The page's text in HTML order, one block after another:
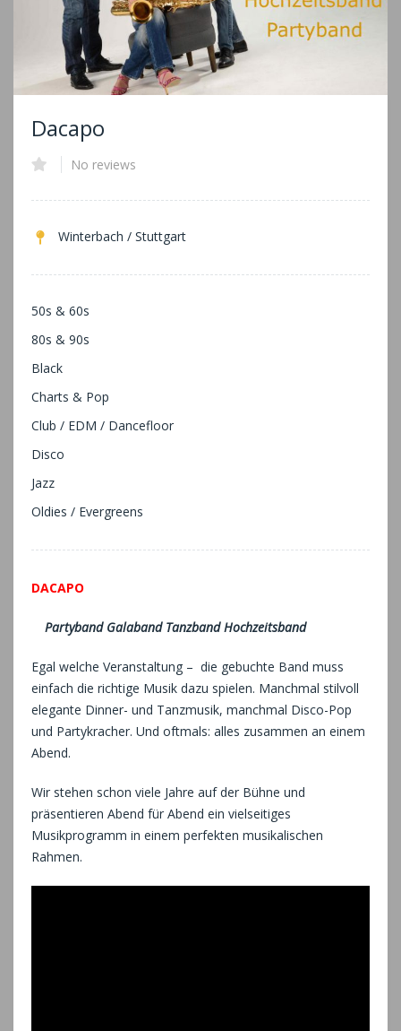
Dacapo
No reviews
Winterbach / Stuttgart
50s & 60s
80s & 90s
Black
Charts & Pop
Club / EDM / Dancefloor
Disco
Jazz
Oldies / Evergreens
DACAPO
Partyband Galaband Tanzband Hochzeitsband
Egal welche Veranstaltung – die gebuchte Band muss
einfach die richtige Musik dazu spielen. Manchmal stilvoll
elegante Dinner- und Tanzmusik, manchmal Disco-Pop
und Partykracher. Und oftmals: alles zusammen an einem
Abend.
Wir stehen schon viele Jahre auf der Bühne und
präsentieren Abend für Abend ein vielseitiges
Musikprogramm in einem perfekten musikalischen
Rahmen.